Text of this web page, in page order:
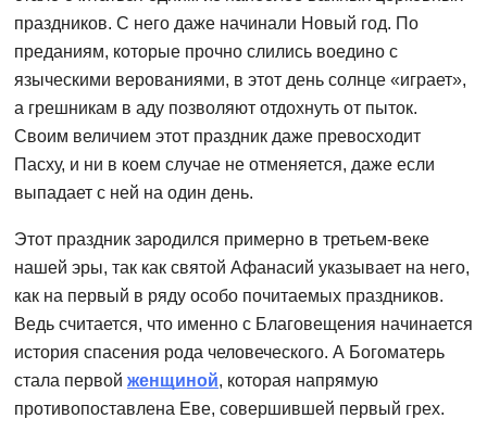
праздников. С него даже начинали Новый год. По
преданиям, которые прочно слились воедино с
языческими верованиями, в этот день солнце «играет»,
а грешникам в аду позволяют отдохнуть от пыток.
Своим величием этот праздник даже превосходит
Пасху, и ни в коем случае не отменяется, даже если
выпадает с ней на один день.
Этот праздник зародился примерно в третьем-веке
нашей эры, так как святой Афанасий указывает на него,
как на первый в ряду особо почитаемых праздников.
Ведь считается, что именно с Благовещения начинается
история спасения рода человеческого. А Богоматерь
стала первой женщиной, которая напрямую
противопоставлена Еве, совершившей первый грех.